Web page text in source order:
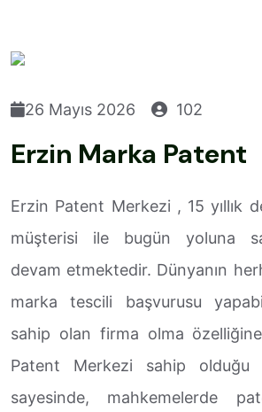
26 Mayıs 2026 102
Erzin Marka Patent
Erzin Patent Merkezi , 15 yıllık
müşterisi ile bugün yoluna
devam etmektedir. Dünyanın
marka tescili başvurusu
sahip olan firma olma
Patent Merkezi sahip olduğu
sayesinde, mahkemelerde